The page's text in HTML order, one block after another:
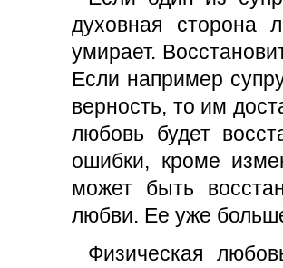
духовная сторона
умирает.
Если например
верность, то им
любовь будет
ошибки, кроме
может быть
любви. Ее уже
Физическая